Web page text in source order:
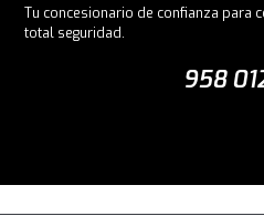
Tu concesionario de confianza para
total seguridad.
958